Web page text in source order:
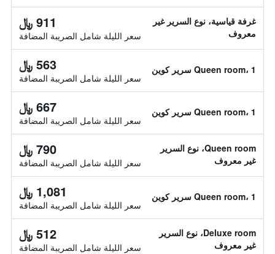
غرفة قياسية، نوع السرير غير
معروف
911 ﷼
سعر الليلة شامل الصريبة المضافة
Queen room، 1 سرير كوين 563 ﷼
سعر الليلة شامل الصريبة المضافة
Queen room، 1 سرير كوين 667 ﷼
سعر الليلة شامل الصريبة المضافة
Queen room، نوع السرير
غير معروف
790 ﷼
سعر الليلة شامل الصريبة المضافة
Queen room، 1 سرير كوين 1,081 ﷼
سعر الليلة شامل الصريبة المضافة
Deluxe room، نوع السرير
غير معروف
512 ﷼
سعر الليلة شامل الصريبة المضافة